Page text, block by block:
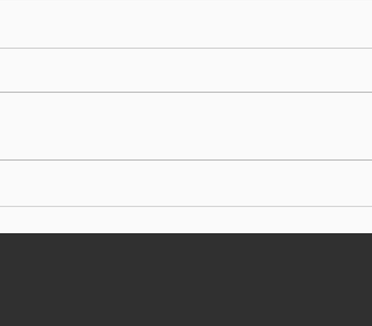
24 milijarde eura